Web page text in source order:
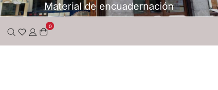
Material de encuadernación
0